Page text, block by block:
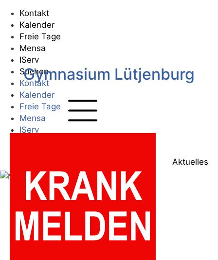
Inhalt
springen
Kontakt
Kalender
Freie Tage
Mensa
IServ
Suchen
Kontakt
Kalender
Freie Tage
Mensa
IServ
Aktuelles
Gymnasium Lütjenburg